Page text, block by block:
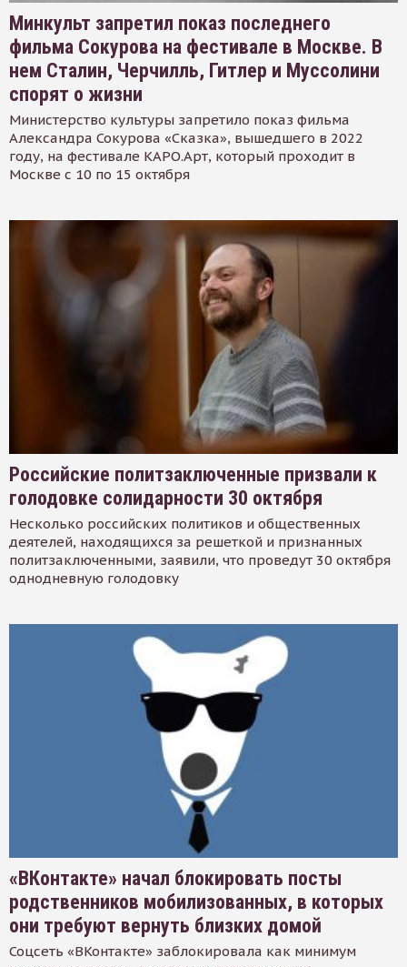
Минкульт запретил показ последнего
фильма Сокурова на фестивале в Москве. В
нем Сталин, Черчилль, Гитлер и Муссолини
спорят о жизни
Министерство культуры запретило показ фильма
Александра Сокурова «Сказка», вышедшего в 2022
году, на фестивале КАРО.Арт, который проходит в
Москве с 10 по 15 октября
Российские политзаключенные призвали к
голодовке солидарности 30 октября
Несколько российских политиков и общественных
деятелей, находящихся за решеткой и признанных
политзаключенными, заявили, что проведут 30 октября
однодневную голодовку
«ВКонтакте» начал блокировать посты
родственников мобилизованных, в которых
они требуют вернуть близких домой
Соцсеть «ВКонтакте» заблокировала как минимум